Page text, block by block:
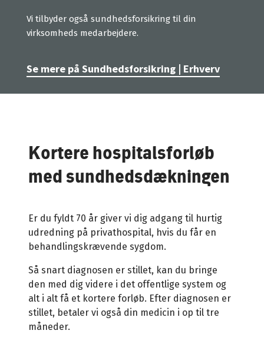
Vi tilbyder også sundhedsforsikring til din
virksomheds medarbejdere.
Se mere på Sundhedsforsikring | Erhverv
Kortere hospitalsforløb
med sundhedsdækningen
Er du fyldt 70 år giver vi dig adgang til hurtig
udredning på privathospital, hvis du får en
behandlingskrævende sygdom.
Så snart diagnosen er stillet, kan du bringe
den med dig videre i det offentlige system og
alt i alt få et kortere forløb. Efter diagnosen er
stillet, betaler vi også din medicin i op til tre
måneder.